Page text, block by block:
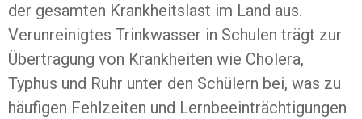
der gesamten Krankheitslast im Land aus.
Verunreinigtes Trinkwasser in Schulen trägt zur
Übertragung von Krankheiten wie Cholera,
Typhus und Ruhr unter den Schülern bei, was zu
häufigen Fehlzeiten und Lernbeeinträchtigungen